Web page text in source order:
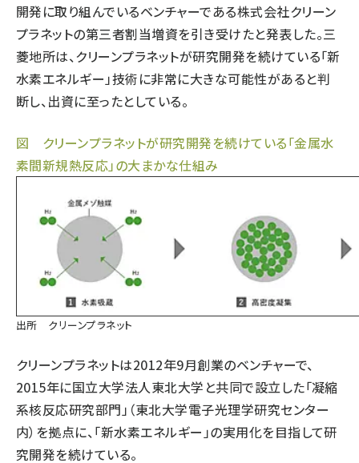
開発に取り組んでいるベンチャーである株式会社クリーン
プラネットの第三者割当増資を引き受けたと発表した。三
菱地所は、クリーンプラネットが研究開発を続けている「新
水素エネルギー」技術に非常に大きな可能性があると判
断し、出資に至ったとしている。
図 クリーンプラネットが研究開発を続けている「金属水
素間新規熱反応」の大まかな仕組み
出所 クリーンプラネット
クリーンプラネットは2012年9月創業のベンチャーで、
2015年に国立大学法人東北大学と共同で設立した「凝縮
系核反応研究部門」（東北大学電子光理学研究センター
内）を拠点に、「新水素エネルギー」の実用化を目指して研
究開発を続けている。